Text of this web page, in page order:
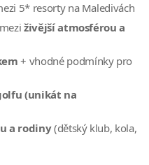
5* resorty na Maledivách
živější atmosférou a
+ vhodné podmínky pro
(unikát na
a rodiny(dětský klub, kola,